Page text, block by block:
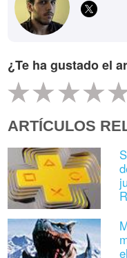
¿Te ha gustado el
ARTÍCULOS